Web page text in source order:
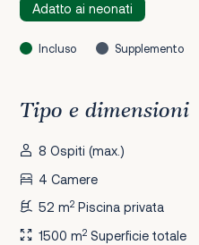
Adatto ai neonati
Incluso Supplemento
Tipo e dimensioni
8 Ospiti (max.)
4 Camere
52 m2 Piscina privata
1500 m2 Superficie totale